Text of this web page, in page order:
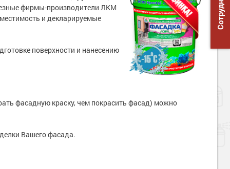
фирмы-производители ЛКМ
и декларируемые
поверхности и нанесению
фасадную краску, чем покрасить фасад) можно
Вашего фасада.